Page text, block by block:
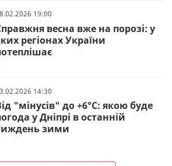
19:00
весна вже на порозі: у
регіонах України
14:30
"мінусів" до +6°С: якою буде
у Дніпрі в останній
зими